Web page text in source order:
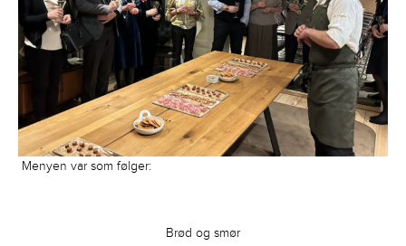
​Menyen var som følger:
Brød og smør